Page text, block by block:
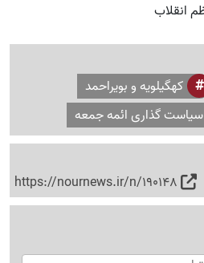
انقلاب
کهگیلویه و بویراحمد
گذاری ائمه جمعه
https://nournews.ir/n/190148